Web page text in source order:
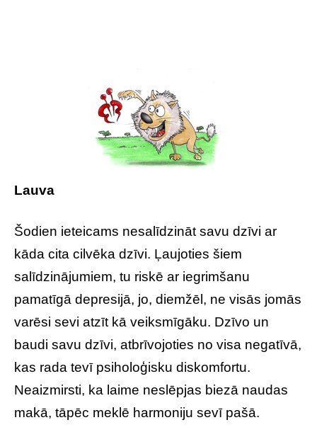
Lauva
Šodien ieteicams nesalīdzināt savu dzīvi ar
kāda cita cilvēka dzīvi. Ļaujoties šiem
salīdzinājumiem, tu riskē ar iegrimšanu
pamatīgā depresijā, jo, diemžēl, ne visās jomās
varēsi sevi atzīt kā veiksmīgāku. Dzīvo un
baudi savu dzīvi, atbrīvojoties no visa negatīvā,
kas rada tevī psiholoģisku diskomfortu.
Neaizmirsti, ka laime neslēpjas biezā naudas
makā, tāpēc meklē harmoniju sevī pašā.